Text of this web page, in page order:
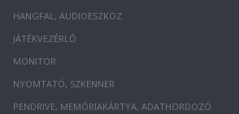
HANGFAL, AUDIOESZKÖZ
JÁTÉKVEZÉRLŐ
MONITOR
NYOMTATÓ, SZKENNER
PENDRIVE, MEMÓRIAKÁRTYA, ADATHORDOZÓ